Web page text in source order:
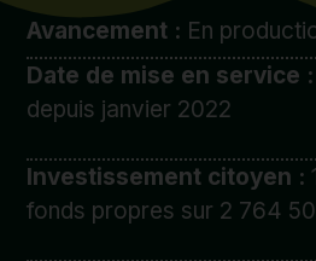
Avancement : En
Date de mise en service :
depuis janvier 2022
Investissement citoyen :
fonds propres sur 2 764